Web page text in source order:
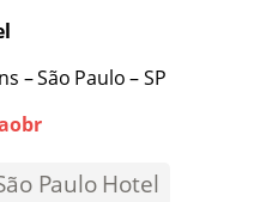
– São Paulo – SP
Paulo Hotel